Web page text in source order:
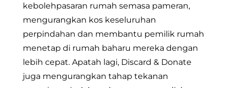
kebolehpasaran rumah semasa pameran,
mengurangkan kos keseluruhan
perpindahan dan membantu pemilik rumah
menetap di rumah baharu mereka dengan
lebih cepat. Apatah lagi, Discard & Donate
juga mengurangkan tahap tekanan